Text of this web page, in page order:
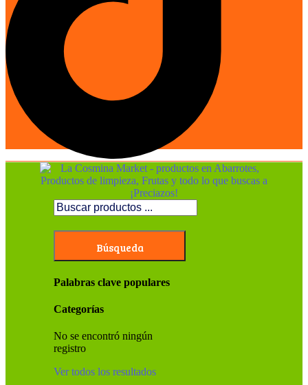
Búsqueda
Palabras clave populares
Categorías
No se encontró ningún
registro
Ver todos los resultados